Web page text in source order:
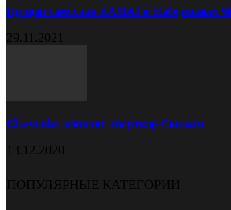
Прицеп самосвал КАМАЗ в Набережных
29.11.2021
Chevrolet обновил спорткар Camaro
13.12.2020
ПОПУЛЯРНЫЕ КАТЕГОРИИ